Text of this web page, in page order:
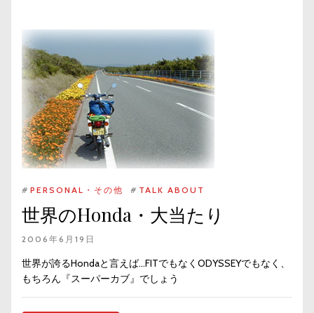
# PERSONAL・その他 # TALK ABOUT
世界のHonda・大当たり
2006年6月19日
世界が誇るHondaと言えば…FITでもなくODYSSEYでもなく、
もちろん『スーパーカブ』でしょう